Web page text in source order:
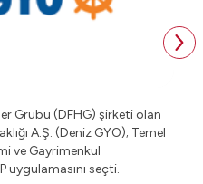
Grubu (DFHG) şirketi olan
A.Ş. (Deniz GYO); Temel
ve Gayrimenkul
uygulamasını seçti.